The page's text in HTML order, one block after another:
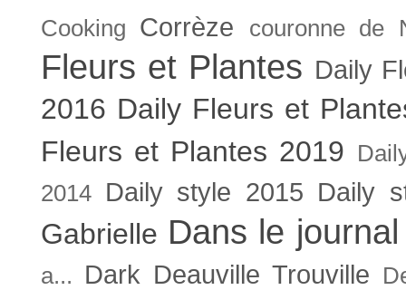
Cooking
Corrèze couronne de
Fleurs et Plantes Daily
2016 Daily Fleurs et
Fleurs et Plantes 2019
2014
Daily style 2015 Daily
Gabrielle Dans le journal
a... Dark Deauville Trouville